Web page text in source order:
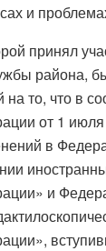
и
принял
района,
то, что в
от 1
в
и